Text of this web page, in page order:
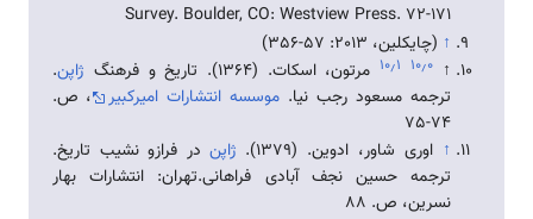
Survey. Boulder, CO: Westview Press. 72-171
↑ (چایکلین، 2013: 57-356)
↑ ۱۰٫۰ ۱۰٫۱ مرتون، اسکات. (1364). تاریخ و فرهنگ ژاپن.
ترجمه مسعود رجب نیا. موسسه انتشارات امیرکبیر
، ص.
74-75
↑ اوری شاور، ادوین. (1379). ژاپن در فرازو نشیب تاریخ.
ترجمه حسین نجف آبادی فراهانی.تهران: انتشارات بهار
نسرین، ص. 88